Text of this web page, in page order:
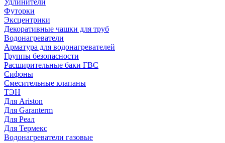
Футорки
Эксцентрики
Декоративные чашки для труб
Водонагреватели
Арматура для водонагревателей
Группы безопасности
Расширительные баки ГВС
Сифоны
Смесительные клапаны
ТЭН
Для Ariston
Для Garanterm
Для Реал
Для Термекс
Водонагреватели газовые